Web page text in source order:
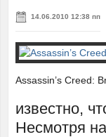
14.06.2010 12:38 пп
Assassin’s Creed:
известно,
Несмотря